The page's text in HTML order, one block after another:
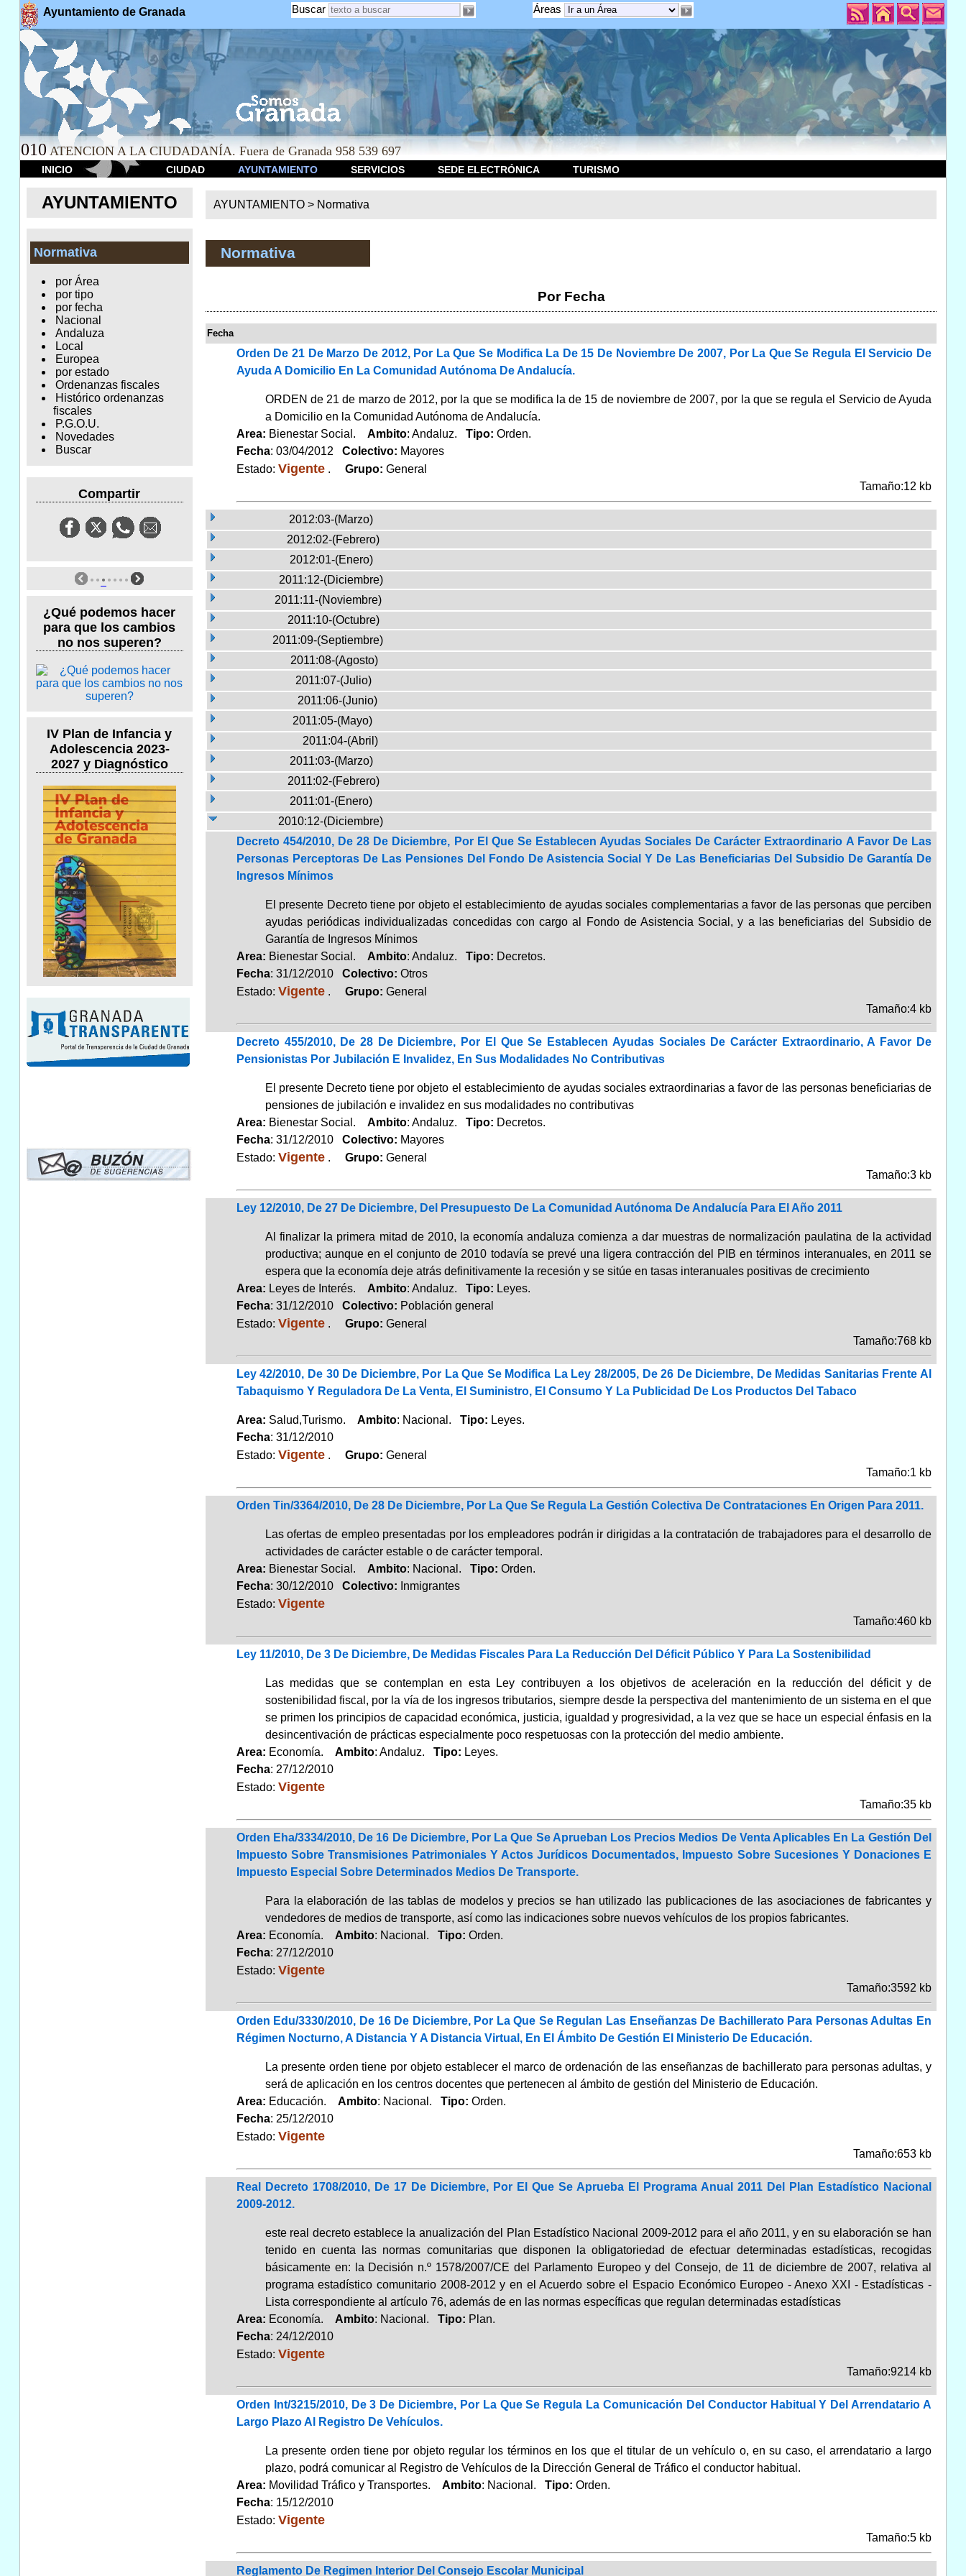
Ayuntamiento de Granada Áreas
Buscar
010 ATENCION A LA CIUDADANÍA. Fuera de Granada 958 539 697
INICIO CIUDAD AYUNTAMIENTO SERVICIOS SEDE ELECTRÓNICA TURISMO
AYUNTAMIENTO
Normativa
por Área
por tipo
por fecha
Nacional
Andaluza
Local
Europea
por estado
Ordenanzas fiscales
Histórico ordenanzas
fiscales
P.G.O.U.
Novedades
Buscar
Compartir
¿Qué podemos hacer
para que los cambios
no nos superen?
IV Plan de Infancia y
Adolescencia 2023-
2027 y Diagnóstico
AYUNTAMIENTO > Normativa
Normativa
Por Fecha
Fecha
Orden De 21 De Marzo De 2012, Por La Que Se Modifica La De 15 De Noviembre De 2007, Por La Que Se Regula El Servicio De
Ayuda A Domicilio En La Comunidad Autónoma De Andalucía.
ORDEN de 21 de marzo de 2012, por la que se modifica la de 15 de noviembre de 2007, por la que se regula el Servicio de Ayuda
a Domicilio en la Comunidad Autónoma de Andalucía.
Area: Bienestar Social. Ambito: Andaluz. Tipo: Orden.
Fecha: 03/04/2012 Colectivo: Mayores
Estado: Vigente. Grupo: General
Tamaño:12 kb
2012:03-(Marzo)
2012:02-(Febrero)
2012:01-(Enero)
2011:12-(Diciembre)
2011:11-(Noviembre)
2011:10-(Octubre)
2011:09-(Septiembre)
2011:08-(Agosto)
2011:07-(Julio)
2011:06-(Junio)
2011:05-(Mayo)
2011:04-(Abril)
2011:03-(Marzo)
2011:02-(Febrero)
2011:01-(Enero)
2010:12-(Diciembre)
Decreto 454/2010, De 28 De Diciembre, Por El Que Se Establecen Ayudas Sociales De Carácter Extraordinario A Favor De Las
Personas Perceptoras De Las Pensiones Del Fondo De Asistencia Social Y De Las Beneficiarias Del Subsidio De Garantía De
Ingresos Mínimos
El presente Decreto tiene por objeto el establecimiento de ayudas sociales complementarias a favor de las personas que perciben
ayudas periódicas individualizadas concedidas con cargo al Fondo de Asistencia Social, y a las beneficiarias del Subsidio de
Garantía de Ingresos Mínimos
Area: Bienestar Social. Ambito: Andaluz. Tipo: Decretos.
Fecha: 31/12/2010Colectivo: Otros
Estado: Vigente. Grupo: General
Tamaño:4 kb
Decreto 455/2010, De 28 De Diciembre, Por El Que Se Establecen Ayudas Sociales De Carácter Extraordinario, A Favor De
Pensionistas Por Jubilación E Invalidez, En Sus Modalidades No Contributivas
El presente Decreto tiene por objeto el establecimiento de ayudas sociales extraordinarias a favor de las personas beneficiarias de
pensiones de jubilación e invalidez en sus modalidades no contributivas
Area: Bienestar Social. Ambito: Andaluz. Tipo: Decretos.
Fecha: 31/12/2010Colectivo: Mayores
Estado: Vigente. Grupo: General
Tamaño:3 kb
Ley 12/2010, De 27 De Diciembre, Del Presupuesto De La Comunidad Autónoma De Andalucía Para El Año 2011
Al finalizar la primera mitad de 2010, la economía andaluza comienza a dar muestras de normalización paulatina de la actividad
productiva; aunque en el conjunto de 2010 todavía se prevé una ligera contracción del PIB en términos interanuales, en 2011 se
espera que la economía deje atrás definitivamente la recesión y se sitúe en tasas interanuales positivas de crecimiento
Area: Leyes de Interés. Ambito: Andaluz. Tipo: Leyes.
Fecha: 31/12/2010Colectivo: Población general
Estado: Vigente. Grupo: General
Tamaño:768 kb
Ley 42/2010, De 30 De Diciembre, Por La Que Se Modifica La Ley 28/2005, De 26 De Diciembre, De Medidas Sanitarias Frente Al
Tabaquismo Y Reguladora De La Venta, El Suministro, El Consumo Y La Publicidad De Los Productos Del Tabaco
Area: Salud,Turismo. Ambito: Nacional. Tipo: Leyes.
Fecha: 31/12/2010
Estado: Vigente. Grupo: General
Tamaño:1 kb
Orden Tin/3364/2010, De 28 De Diciembre, Por La Que Se Regula La Gestión Colectiva De Contrataciones En Origen Para 2011.
Las ofertas de empleo presentadas por los empleadores podrán ir dirigidas a la contratación de trabajadores para el desarrollo de
actividades de carácter estable o de carácter temporal.
Area: Bienestar Social. Ambito: Nacional. Tipo: Orden.
Fecha: 30/12/2010Colectivo: Inmigrantes
Estado: Vigente
Tamaño:460 kb
Ley 11/2010, De 3 De Diciembre, De Medidas Fiscales Para La Reducción Del Déficit Público Y Para La Sostenibilidad
Las medidas que se contemplan en esta Ley contribuyen a los objetivos de aceleración en la reducción del déficit y de
sostenibilidad fiscal, por la vía de los ingresos tributarios, siempre desde la perspectiva del mantenimiento de un sistema en el que
se primen los principios de capacidad económica, justicia, igualdad y progresividad, a la vez que se hace un especial énfasis en la
desincentivación de prácticas especialmente poco respetuosas con la protección del medio ambiente.
Area: Economía. Ambito: Andaluz. Tipo: Leyes.
Fecha: 27/12/2010
Estado: Vigente
Tamaño:35 kb
Orden Eha/3334/2010, De 16 De Diciembre, Por La Que Se Aprueban Los Precios Medios De Venta Aplicables En La Gestión Del
Impuesto Sobre Transmisiones Patrimoniales Y Actos Jurídicos Documentados, Impuesto Sobre Sucesiones Y Donaciones E
Impuesto Especial Sobre Determinados Medios De Transporte.
Para la elaboración de las tablas de modelos y precios se han utilizado las publicaciones de las asociaciones de fabricantes y
vendedores de medios de transporte, así como las indicaciones sobre nuevos vehículos de los propios fabricantes.
Area: Economía. Ambito: Nacional. Tipo: Orden.
Fecha: 27/12/2010
Estado: Vigente
Tamaño:3592 kb
Orden Edu/3330/2010, De 16 De Diciembre, Por La Que Se Regulan Las Enseñanzas De Bachillerato Para Personas Adultas En
Régimen Nocturno, A Distancia Y A Distancia Virtual, En El Ámbito De Gestión El Ministerio De Educación.
La presente orden tiene por objeto establecer el marco de ordenación de las enseñanzas de bachillerato para personas adultas, y
será de aplicación en los centros docentes que pertenecen al ámbito de gestión del Ministerio de Educación.
Area: Educación. Ambito: Nacional. Tipo: Orden.
Fecha: 25/12/2010
Estado: Vigente
Tamaño:653 kb
Real Decreto 1708/2010, De 17 De Diciembre, Por El Que Se Aprueba El Programa Anual 2011 Del Plan Estadístico Nacional
2009-2012.
este real decreto establece la anualización del Plan Estadístico Nacional 2009-2012 para el año 2011, y en su elaboración se han
tenido en cuenta las normas comunitarias que disponen la obligatoriedad de efectuar determinadas estadísticas, recogidas
básicamente en: la Decisión n.º 1578/2007/CE del Parlamento Europeo y del Consejo, de 11 de diciembre de 2007, relativa al
programa estadístico comunitario 2008-2012 y en el Acuerdo sobre el Espacio Económico Europeo - Anexo XXI - Estadísticas -
Lista correspondiente al artículo 76, además de en las normas específicas que regulan determinadas estadísticas
Area: Economía. Ambito: Nacional. Tipo: Plan.
Fecha: 24/12/2010
Estado: Vigente
Tamaño:9214 kb
Orden Int/3215/2010, De 3 De Diciembre, Por La Que Se Regula La Comunicación Del Conductor Habitual Y Del Arrendatario A
Largo Plazo Al Registro De Vehículos.
La presente orden tiene por objeto regular los términos en los que el titular de un vehículo o, en su caso, el arrendatario a largo
plazo, podrá comunicar al Registro de Vehículos de la Dirección General de Tráfico el conductor habitual.
Area: Movilidad Tráfico y Transportes. Ambito: Nacional. Tipo: Orden.
Fecha: 15/12/2010
Estado: Vigente
Tamaño:5 kb
Reglamento De Regimen Interior Del Consejo Escolar Municipal